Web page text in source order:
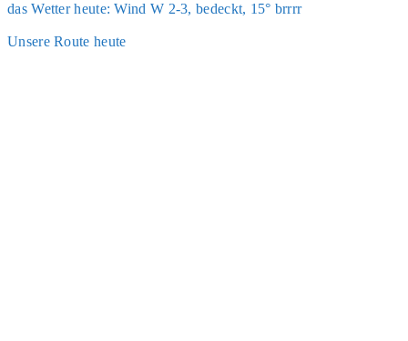
das Wet­ter heu­te: Wind W 2-3, bedeckt, 15° brrrr
Unse­re Rou­te heu­te